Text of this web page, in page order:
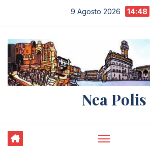
contenuto
9 Agosto 2026 14:48
Nea Polis